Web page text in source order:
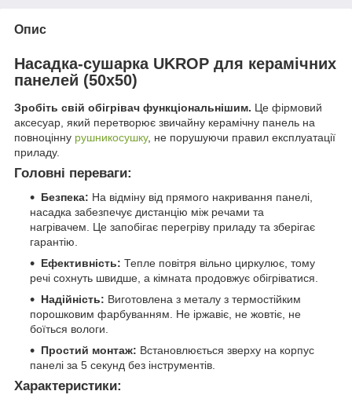
Опис
Насадка-сушарка UKROP для керамічних
панелей (50х50)
Зробіть свій обігрівач функціональнішим. Це фірмовий
аксесуар, який перетворює звичайну керамічну панель на
повноцінну рушникосушку, не порушуючи правил експлуатації
приладу.
Головні переваги:
Безпека: На відміну від прямого накривання панелі,
насадка забезпечує дистанцію між речами та
нагрівачем. Це запобігає перегріву приладу та зберігає
гарантію.
Ефективність: Тепле повітря вільно циркулює, тому
речі сохнуть швидше, а кімната продовжує обігріватися.
Надійність: Виготовлена з металу з термостійким
порошковим фарбуванням. Не іржавіє, не жовтіє, не
боїться вологи.
Простий монтаж: Встановлюється зверху на корпус
панелі за 5 секунд без інструментів.
Характеристики: